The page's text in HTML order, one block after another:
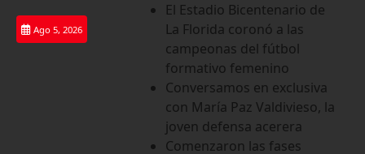
Ago 5, 2026
El Estadio Bicentenario de
La Florida coronó a las
campeonas del fútbol
formativo femenino
Conversamos en exclusiva
con María Paz Valdivieso, la
joven defensa acerera
Comenzaron las fases